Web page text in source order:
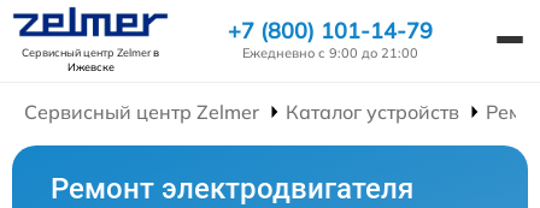
Сервисный центр Zelmerв
Ижевске
+7 (800) 101-14-79
Ежедневно с 9:00 до 21:00
Сервисный центр Zelmer Каталог устройств
Ремонт электродвигателя